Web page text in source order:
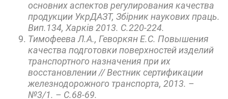
основних аспектов регулирования качества
продукции УкрДАЗТ, Збірник наукових праць.
Вип.134, Харків 2013. С.220-224.
Тимофеева Л.А., Геворкян Е.С. Повышения
качества подготовки поверхностей изделий
транспортного назначения при их
восстановлении // Вестник сертификации
железнодорожного транспорта, 2013. –
№3/1. – С.68-69.